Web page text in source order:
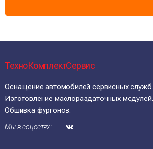
ТехноКомплектСервис
Оснащение автомобилей сервисных служб.
Изготовление маслораздаточных модулей.
Обшивка фургонов.
Мы в соцсетях: